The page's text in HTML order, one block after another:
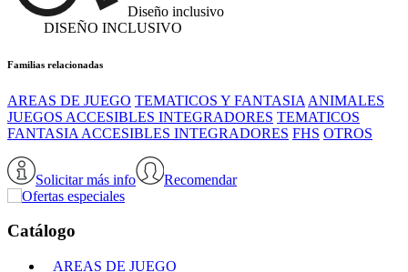
Diseño inclusivo
DISEÑO INCLUSIVO
Familias relacionadas
AREAS DE JUEGO TEMATICOS Y FANTASIA ANIMALES
JUEGOS ACCESIBLES INTEGRADORES TEMATICOS
FANTASIA ACCESIBLES INTEGRADORES FHS OTROS
Solicitar más info Recomendar
Catálogo
AREAS DE JUEGO